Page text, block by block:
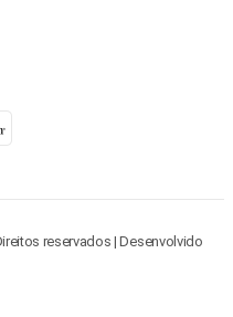
reservados | Desenvolvido